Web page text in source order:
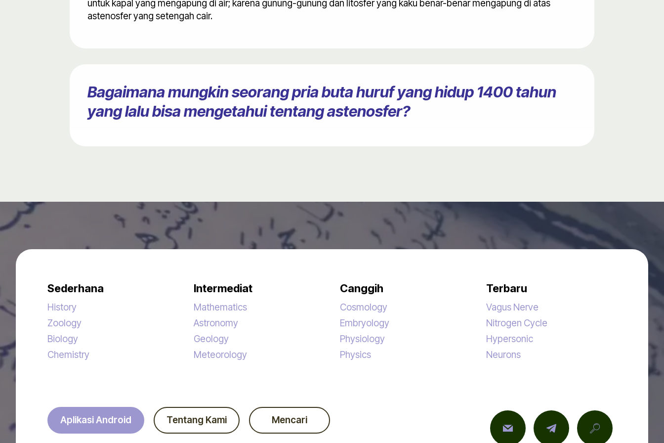
untuk kapal yang mengapung di air; karena gunung-gunung dan litosfer yang kaku benar-benar mengapung di atas
astenosfer yang setengah cair.
Bagaimana mungkin seorang pria buta huruf yang hidup 1400 tahun
yang lalu bisa mengetahui tentang astenosfer?
Sederhana
History
Zoology
Biology
Chemistry
Intermediat
Mathematics
Astronomy
Geology
Meteorology
Canggih
Cosmology
Embryology
Physiology
Physics
Terbaru
Vagus Nerve
Nitrogen Cycle
Hypersonic
Neurons
Aplikasi Android Tentang Kami Mencari